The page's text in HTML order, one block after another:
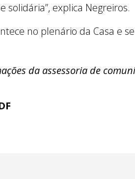
solidária”, explica Negreiros.
no plenário da Casa e
da assessoria de